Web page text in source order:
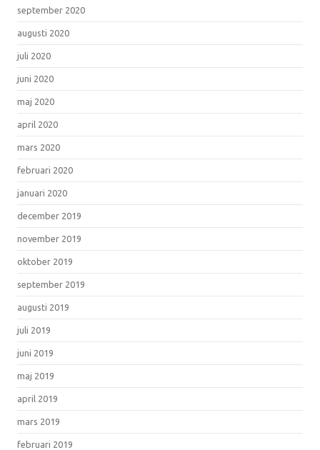
september 2020
augusti 2020
juli 2020
juni 2020
maj 2020
april 2020
mars 2020
februari 2020
januari 2020
december 2019
november 2019
oktober 2019
september 2019
augusti 2019
juli 2019
juni 2019
maj 2019
april 2019
mars 2019
februari 2019